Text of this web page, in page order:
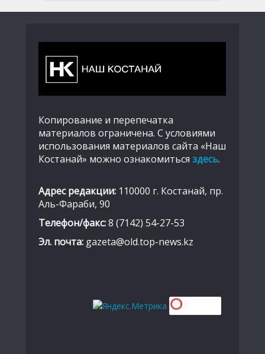
Копирование и перепечатка
материалов ограничена. С условиями
использования материалов сайта «Наш
Костанай» можно ознакомиться здесь.
Адрес редакции: 110000 г. Костанай, пр.
Аль-Фараби, 90
Телефон/факс:8 (7142) 54-27-53
Эл. почта: gazeta@old.top-news.kz